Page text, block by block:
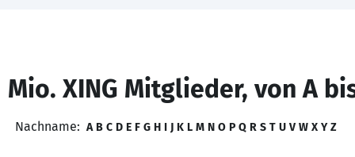
Mio. XING Mitglieder, von A
Nachname: A B C D E F G H I J K L M N O P Q R S T U V W X Y Z